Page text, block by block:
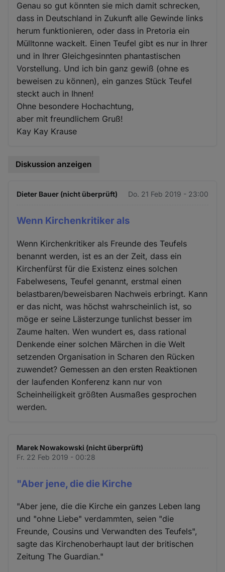
Genau so gut könnten sie mich damit schrecken,
dass in Deutschland in Zukunft alle Gewinde links
herum funktionieren, oder dass in Pretoria ein
Mülltonne wackelt. Einen Teufel gibt es nur in Ihrer
und in Ihrer Gleichgesinnten phantastischen
Vorstellung. Und ich bin ganz gewiß (ohne es
beweisen zu können), ein ganzes Stück Teufel
steckt auch in Ihnen!
Ohne besondere Hochachtung,
aber mit freundlichem Gruß!
Kay Kay Krause
Diskussion anzeigen
Dieter Bauer (nicht überprüft) Do. 21 Feb 2019 - 23:00
Wenn Kirchenkritiker als
Wenn Kirchenkritiker als Freunde des Teufels
benannt werden, ist es an der Zeit, dass ein
Kirchenfürst für die Existenz eines solchen
Fabelwesens, Teufel genannt, erstmal einen
belastbaren/beweisbaren Nachweis erbringt. Kann
er das nicht, was höchst wahrscheinlich ist, so
möge er seine Lästerzunge tunlichst besser im
Zaume halten. Wen wundert es, dass rational
Denkende einer solchen Märchen in die Welt
setzenden Organisation in Scharen den Rücken
zuwendet? Gemessen an den ersten Reaktionen
der laufenden Konferenz kann nur von
Scheinheiligkeit größten Ausmaßes gesprochen
werden.
Marek Nowakowski (nicht überprüft)
Fr. 22 Feb 2019 - 00:28
"Aber jene, die die Kirche
"Aber jene, die die Kirche ein ganzes Leben lang
und "ohne Liebe" verdammten, seien "die
Freunde, Cousins und Verwandten des Teufels",
sagte das Kirchenoberhaupt laut der britischen
Zeitung The Guardian."